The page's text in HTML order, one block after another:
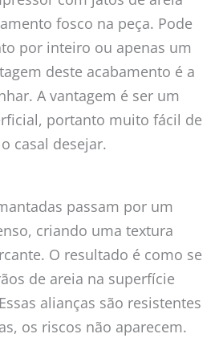
fosco na peça. Pode
por inteiro ou apenas um
deste acabamento é a
A vantagem é ser um
portanto muito fácil de
casal desejar.
passam por um
criando uma textura
O resultado é como se
de areia na superfície
alianças são resistentes
os riscos não aparecem.